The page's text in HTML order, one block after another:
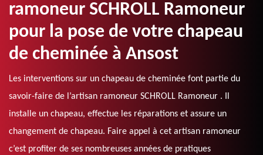
ramoneur SCHROLL Ramoneur
pour la pose de votre chapeau
de cheminée à Ansost
Les interventions sur un chapeau de cheminée font partie du
savoir-faire de l’artisan ramoneur SCHROLL Ramoneur . Il
installe un chapeau, effectue les réparations et assure un
changement de chapeau. Faire appel à cet artisan ramoneur
c’est profiter de ses nombreuses années de pratiques